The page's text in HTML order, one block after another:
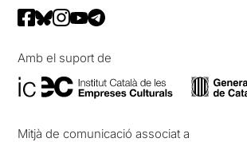
Amb el suport de
Mitjà de comunicació associat a